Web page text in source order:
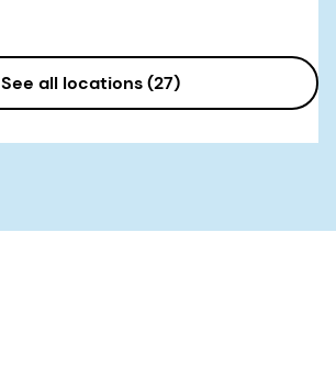
See all locations (27)